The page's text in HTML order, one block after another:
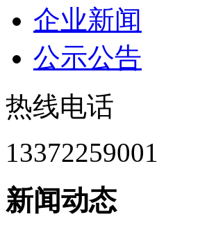
企业新闻
公示公告
热线电话
13372259001
新闻动态